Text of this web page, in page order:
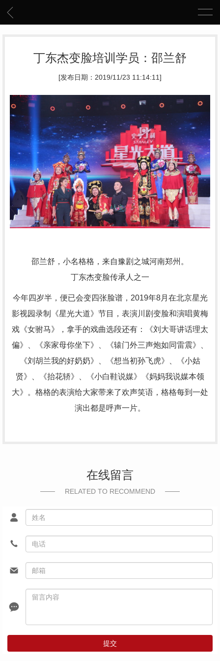
丁东杰变脸培训学员：邵兰舒
[发布日期：2019/11/23 11:14:11]
邵兰舒，小名格格，来自豫剧之城河南郑州。
丁东杰变脸传承人之一
今年四岁半，便已会变四张脸谱，2019年8月在北京星光
影视园录制《星光大道》节目，表演川剧变脸和演唱黄梅
戏《女驸马》，拿手的戏曲选段还有：《刘大哥讲话理太
偏》、《亲家母你坐下》、《辕门外三声炮如同雷震》、
《刘胡兰我的好奶奶》、《想当初孙飞虎》、《小姑
贤》、《抬花轿》、《小白鞋说媒》《妈妈我说媒本领
大》。格格的表演给大家带来了欢声笑语，格格每到一处
演出都是呼声一片。
在线留言
RELATED TO RECOMMEND
提交